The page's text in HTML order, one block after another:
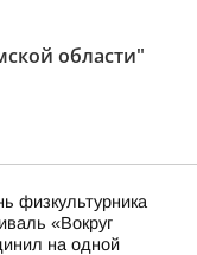
области"
физкультурника
«Вокруг
на одной